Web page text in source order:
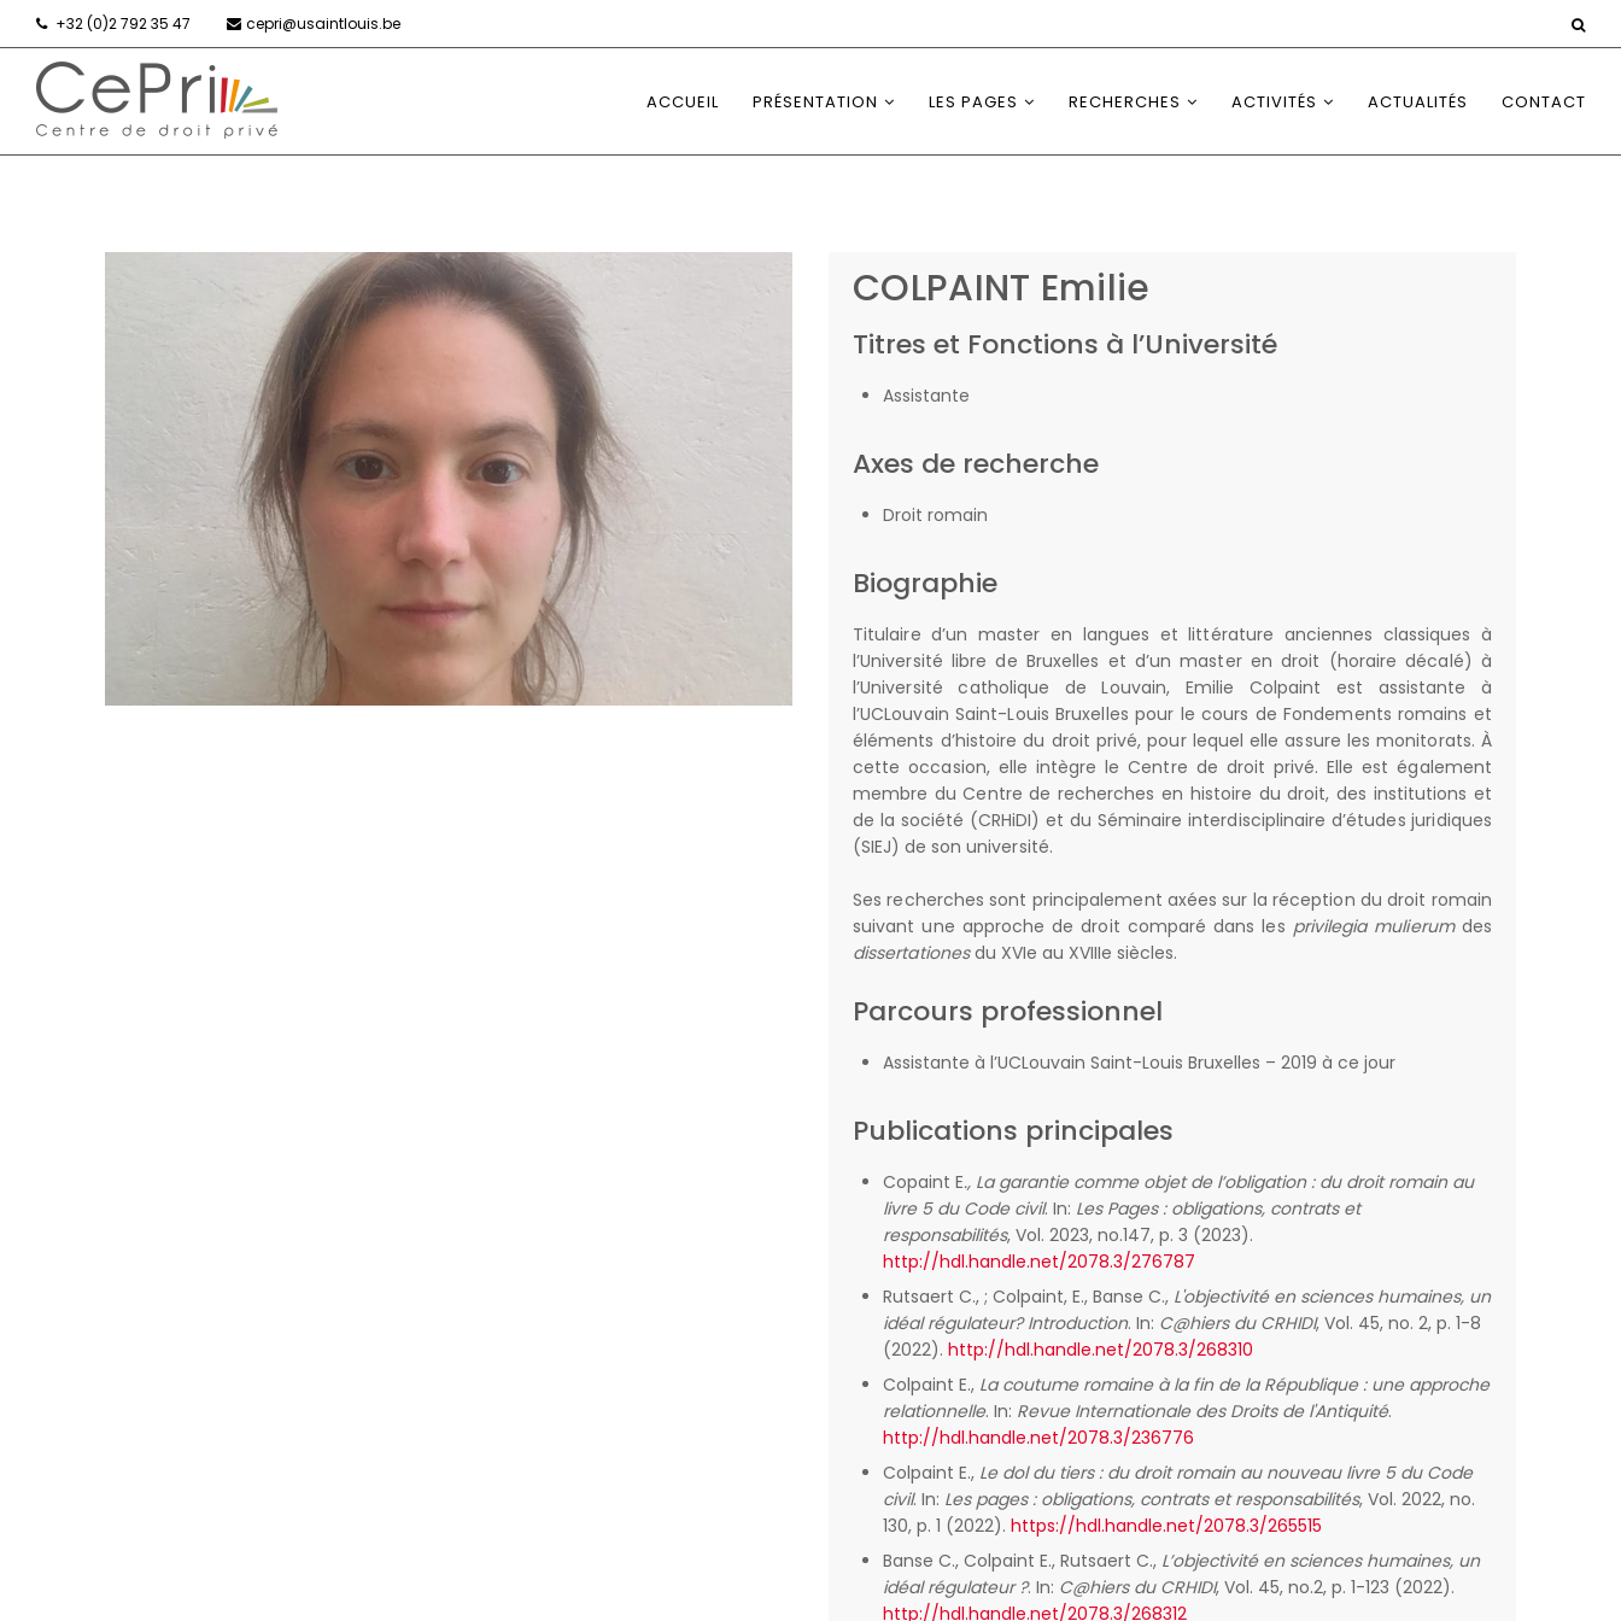
+32 (0)2 792 35 47 cepri@usaintlouis.be
ACCUEIL PRÉSENTATION LES PAGES RECHERCHES ACTIVITÉS ACTUALITÉS CONTACT
COLPAINT Emilie
Titres et Fonctions à l’Université
Assistante
Axes de recherche
Droit romain
Biographie
Titulaire d’un master en langues et littérature anciennes classiques à
l’Université libre de Bruxelles et d’un master en droit (horaire décalé) à
l’Université catholique de Louvain, Emilie Colpaint est assistante à
l’UCLouvain Saint-Louis Bruxelles pour le cours de Fondements romains et
éléments d’histoire du droit privé, pour lequel elle assure les monitorats. À
cette occasion, elle intègre le Centre de droit privé. Elle est également
membre du Centre de recherches en histoire du droit, des institutions et
de la société (CRHiDI) et du Séminaire interdisciplinaire d’études juridiques
(SIEJ) de son université.
Ses recherches sont principalement axées sur la réception du droit romain
suivant une approche de droit comparé dans les privilegia mulierumdes
dissertationesdu XVIe au XVIIIe siècles.
Parcours professionnel
Assistante à l’UCLouvain Saint-Louis Bruxelles – 2019 à ce jour
Publications principales
Copaint E., La garantie comme objet de l’obligation : du droit romain au
livre 5 du Code civil. In: Les Pages : obligations, contrats et
responsabilités, Vol. 2023, no.147, p. 3 (2023).
http://hdl.handle.net/2078.3/276787
Rutsaert C., ; Colpaint, E., Banse C., L'objectivité en sciences humaines, un
idéal régulateur? Introduction. In: C@hiers du CRHIDI, Vol. 45, no. 2, p. 1-8
(2022). http://hdl.handle.net/2078.3/268310
Colpaint E., La coutume romaine à la fin de la République : une approche
relationnelle. In: Revue Internationale des Droits de l'Antiquité.
http://hdl.handle.net/2078.3/236776
Colpaint E., Le dol du tiers : du droit romain au nouveau livre 5 du Code
civil. In: Les pages : obligations, contrats et responsabilités, Vol. 2022, no.
130, p. 1 (2022). https://hdl.handle.net/2078.3/265515
Banse C., Colpaint E., Rutsaert C., L’objectivité en sciences humaines, un
idéal régulateur ?. In: C@hiers du CRHIDI, Vol. 45, no.2, p. 1-123 (2022).
http://hdl.handle.net/2078.3/268312